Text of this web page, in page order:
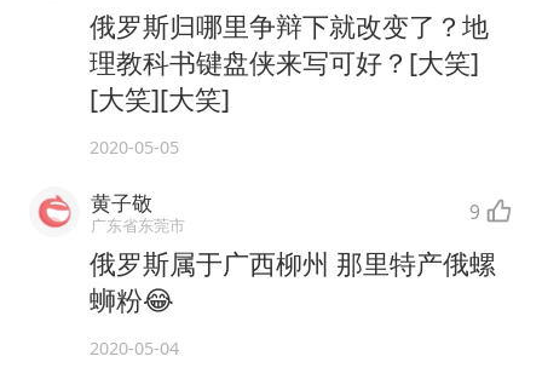
俄罗斯归哪里争辩下就改变了？地
理教科书键盘侠来写可好？[大笑]
[大笑][大笑]
2020-05-05
黄子敬
广东省东莞市 9
俄罗斯属于广西柳州 那里特产俄螺
蛳粉😂
2020-05-04